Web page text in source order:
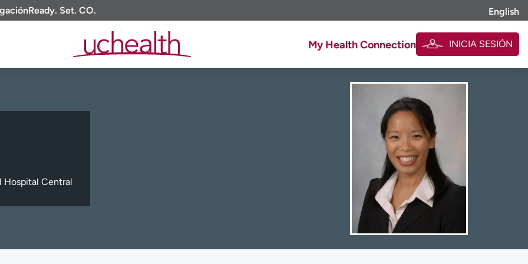
Ready. Set. CO. English
My Health Connection INICIA SESIÓN
Hospital Central